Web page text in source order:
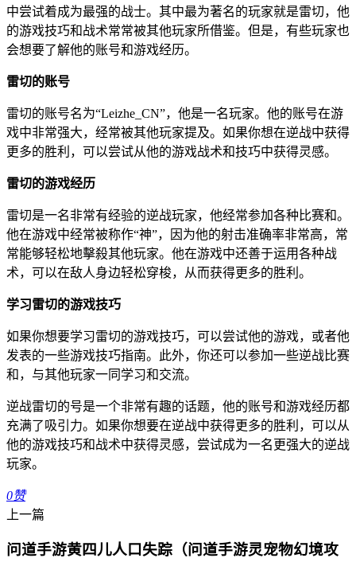
中尝试着成为最强的战士。其中最为著名的玩家就是雷切，他
的游戏技巧和战术常常被其他玩家所借鉴。但是，有些玩家也
会想要了解他的账号和游戏经历。
雷切的账号
雷切的账号名为“Leizhe_CN”，他是一名玩家。他的账号在游
戏中非常强大，经常被其他玩家提及。如果你想在逆战中获得
更多的胜利，可以尝试从他的游戏战术和技巧中获得灵感。
雷切的游戏经历
雷切是一名非常有经验的逆战玩家，他经常参加各种比赛和。
他在游戏中经常被称作“神”，因为他的射击准确率非常高，常
常能够轻松地擊殺其他玩家。他在游戏中还善于运用各种战
术，可以在敌人身边轻松穿梭，从而获得更多的胜利。
学习雷切的游戏技巧
如果你想要学习雷切的游戏技巧，可以尝试他的游戏，或者他
发表的一些游戏技巧指南。此外，你还可以参加一些逆战比赛
和，与其他玩家一同学习和交流。
逆战雷切的号是一个非常有趣的话题，他的账号和游戏经历都
充满了吸引力。如果你想要在逆战中获得更多的胜利，可以从
他的游戏技巧和战术中获得灵感，尝试成为一名更强大的逆战
玩家。
0赞
上一篇
问道手游黄四儿人口失踪（问道手游灵宠物幻境攻